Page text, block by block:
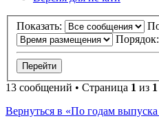
Показать:
Порядок:
13 сообщений • Страница 1 из 1
Вернуться в «По годам